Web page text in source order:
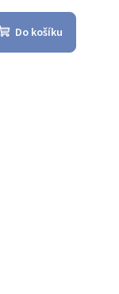
Do košíku